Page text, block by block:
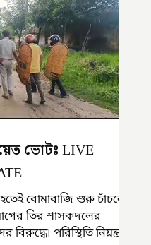
ভোটঃ LIVE
বোমাবাজি শুরু চাঁচলে৷
তির শাসকদলের
বিরুদ্ধে৷ পরিস্থিতি নিয়ন্ত্রণে